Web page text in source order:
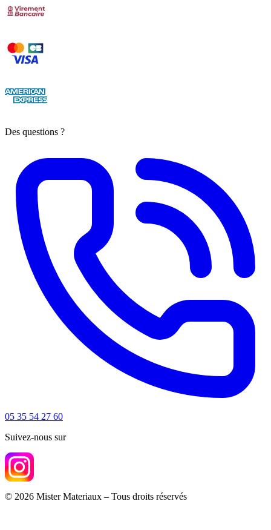
Des questions ?
05 35 54 27 60
Suivez-nous sur
© 2026 Mister Materiaux – Tous droits réservés